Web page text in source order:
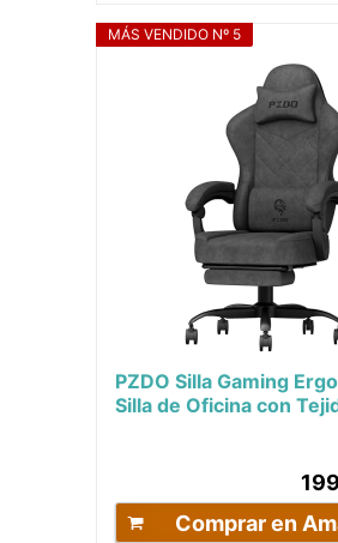
MÁS VENDIDO Nº 5
PZDO Silla Gaming
Silla de Oficina con
Comprar en